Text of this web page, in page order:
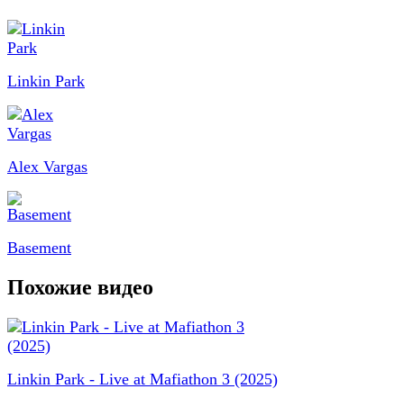
Linkin Park
Alex Vargas
Basement
Похожие видео
Linkin Park - Live at Mafiathon 3 (2025)